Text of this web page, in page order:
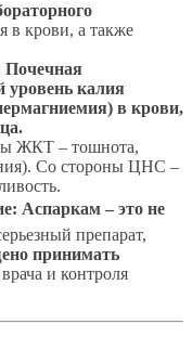
в крови, а также
Почечная
уровень калия
в крови,
ЖКТ – тошнота,
Со стороны ЦНС –
Аспаркам – это не
препарат,
принимать
и контроля